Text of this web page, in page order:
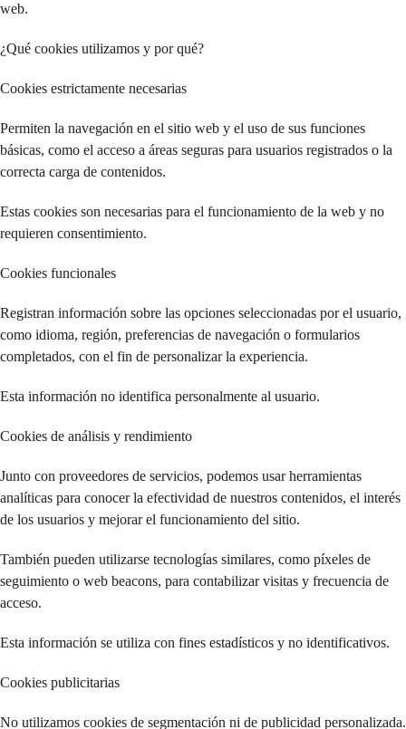
web.
¿Qué cookies utilizamos y por qué?
Cookies estrictamente necesarias
Permiten la navegación en el sitio web y el uso de sus funciones
básicas, como el acceso a áreas seguras para usuarios registrados o la
correcta carga de contenidos.
Estas cookies son necesarias para el funcionamiento de la web y no
requieren consentimiento.
Cookies funcionales
Registran información sobre las opciones seleccionadas por el usuario,
como idioma, región, preferencias de navegación o formularios
completados, con el fin de personalizar la experiencia.
Esta información no identifica personalmente al usuario.
Cookies de análisis y rendimiento
Junto con proveedores de servicios, podemos usar herramientas
analíticas para conocer la efectividad de nuestros contenidos, el interés
de los usuarios y mejorar el funcionamiento del sitio.
También pueden utilizarse tecnologías similares, como píxeles de
seguimiento o web beacons, para contabilizar visitas y frecuencia de
acceso.
Esta información se utiliza con fines estadísticos y no identificativos.
Cookies publicitarias
No utilizamos cookies de segmentación ni de publicidad personalizada.